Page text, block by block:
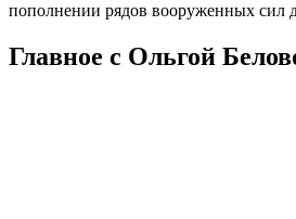
пополнении рядов вооруженных сил
Главное с Ольгой